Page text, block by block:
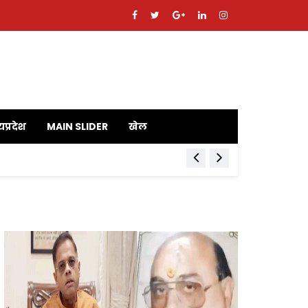
MAIN SLIDER खेल